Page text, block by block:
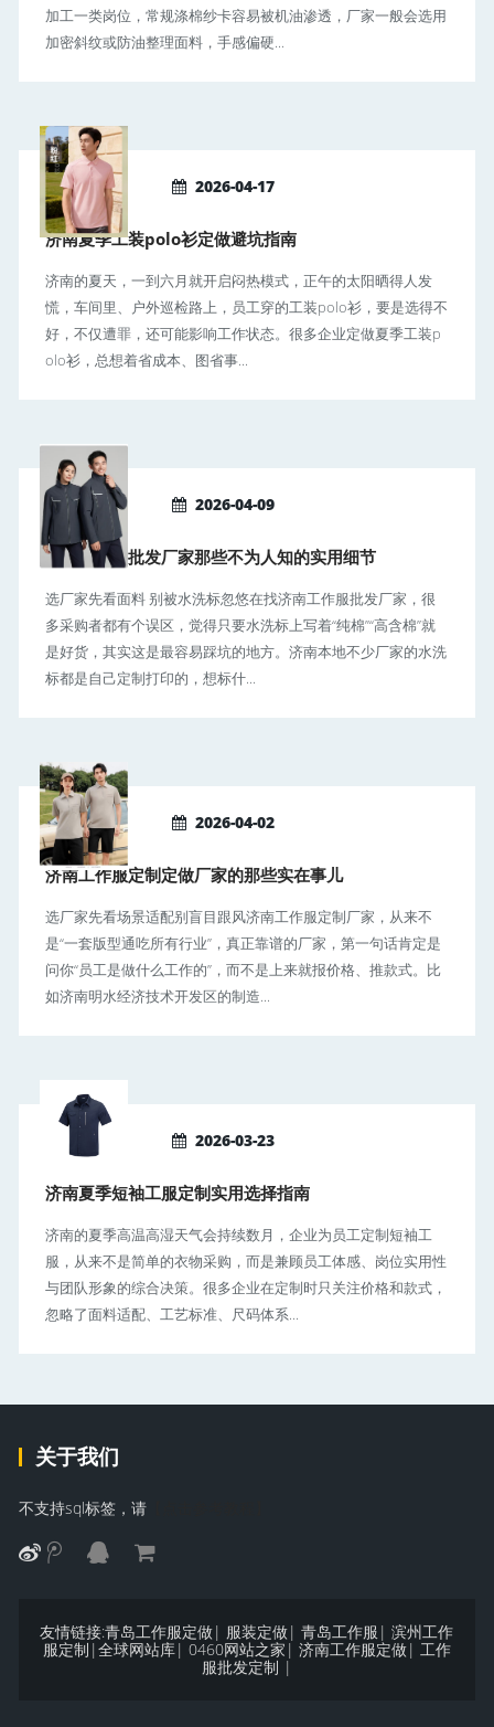
加工一类岗位，常规涤棉纱卡容易被机油渗透，厂家一般会选用
加密斜纹或防油整理面料，手感偏硬...
2026-04-17
济南夏季工装polo衫定做避坑指南
济南的夏天，一到六月就开启闷热模式，正午的太阳晒得人发
慌，车间里、户外巡检路上，员工穿的工装polo衫，要是选得不
好，不仅遭罪，还可能影响工作状态。很多企业定做夏季工装p
olo衫，总想着省成本、图省事...
2026-04-09
济南工作服批发厂家那些不为人知的实用细节
选厂家先看面料 别被水洗标忽悠在找济南工作服批发厂家，很
多采购者都有个误区，觉得只要水洗标上写着“纯棉”“高含棉”就
是好货，其实这是最容易踩坑的地方。济南本地不少厂家的水洗
标都是自己定制打印的，想标什...
2026-04-02
济南工作服定制定做厂家的那些实在事儿
选厂家先看场景适配别盲目跟风济南工作服定制厂家，从来不
是“一套版型通吃所有行业”，真正靠谱的厂家，第一句话肯定是
问你“员工是做什么工作的”，而不是上来就报价格、推款式。比
如济南明水经济技术开发区的制造...
2026-03-23
济南夏季短袖工服定制实用选择指南
济南的夏季高温高湿天气会持续数月，企业为员工定制短袖工
服，从来不是简单的衣物采购，而是兼顾员工体感、岗位实用性
与团队形象的综合决策。很多企业在定制时只关注价格和款式，
忽略了面料适配、工艺标准、尺码体系...
关于我们
不支持sql标签，请
友情链接:青岛工作服定做| 服装定做|青岛工作服 |滨州工作
服定制 | 全球网站库| 0460网站之家 | 济南工作服定做| 工作
服批发定制 |